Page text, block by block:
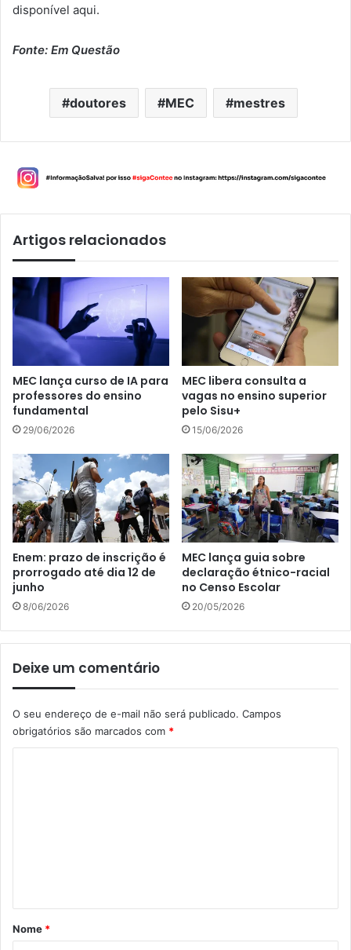
disponível aqui.
Fonte: Em Questão
doutores MEC mestres
Artigos relacionados
MEC lança curso de IA para
professores do ensino
fundamental
29/06/2026
MEC libera consulta a
vagas no ensino superior
pelo Sisu+
15/06/2026
Enem: prazo de inscrição é
prorrogado até dia 12 de
junho
8/06/2026
MEC lança guia sobre
declaração étnico-racial
no Censo Escolar
20/05/2026
Deixe um comentário
O seu endereço de e-mail não será publicado. Campos
obrigatórios são marcados com *
rNome *